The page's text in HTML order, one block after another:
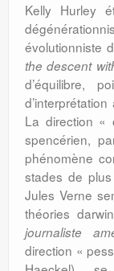
Kelly Hurley
évolutionniste
the descent
d’équilibre,
La direction «
spencérien,
phénomène
stades de
Jules Verne
théories
journaliste
direction «